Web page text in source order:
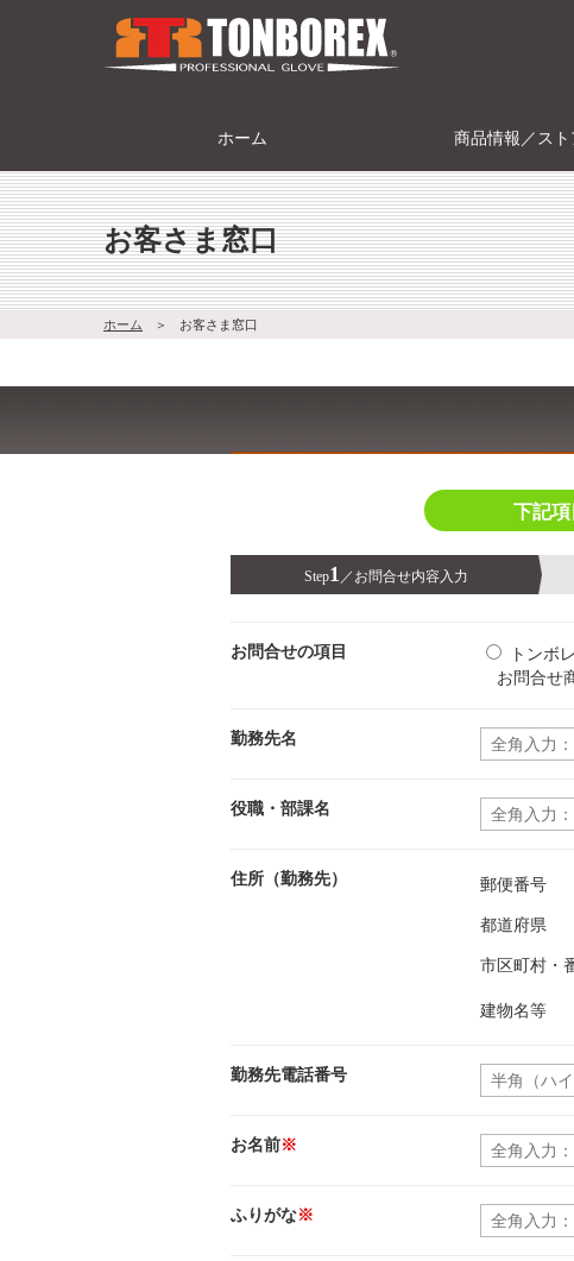
ホーム 商品情報／スト
お客さま窓口
ホーム ＞ お客さま窓口
下記項
Step1 ／ お問合せ内容入力
お問合せの項目 トンボ
お問合せ
勤務先名
役職・部課名
住所（勤務先） 郵便番号
都道府県
市区町村・
建物名等
勤務先電話番号
お名前※
ふりがな※